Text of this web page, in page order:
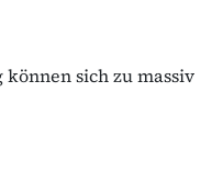
sich zu massiv